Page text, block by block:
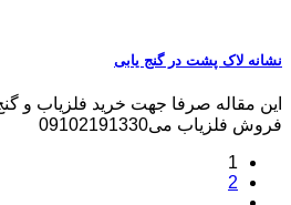
نشانه لاک پشت در گنج یابی
این مقاله صرفا جهت خرید فلزیاب و
فروش فلزیاب می09102191330
1
2